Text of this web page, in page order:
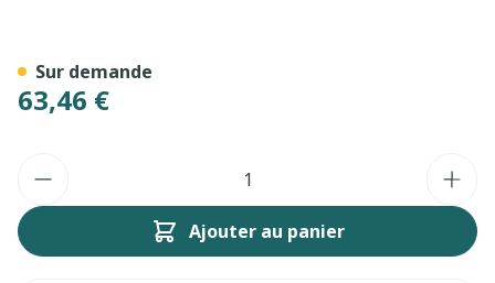
63,46 €
Ajouter au panier
Sur demande